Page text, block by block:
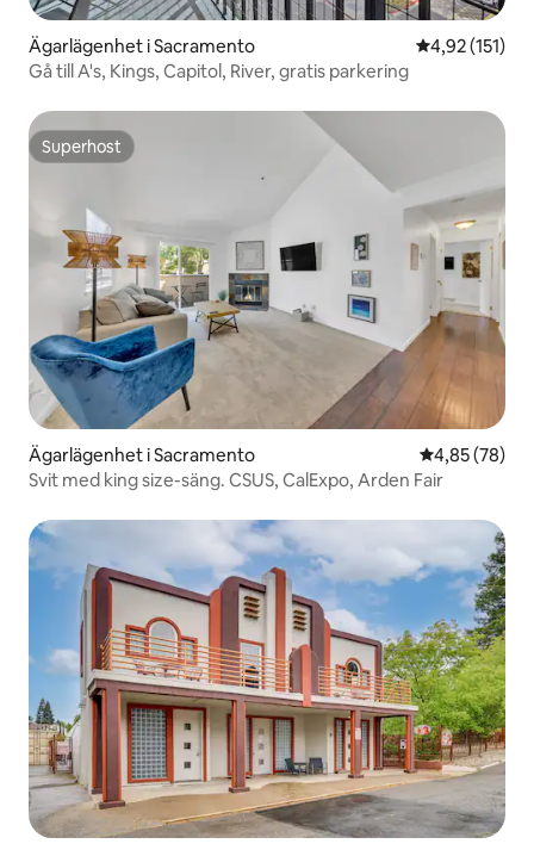
Ägarlägenhet i Sacramento 4,92 av 5 i
4,92 (151)
Gå till A's, Kings, Capitol, River, gratis parkering
Superhost
Superhost
Ägarlägenhet i Sacramento 4,85 av 5 i
4,85 (78)
Svit med king size-säng. CSUS, CalExpo, Arden Fair